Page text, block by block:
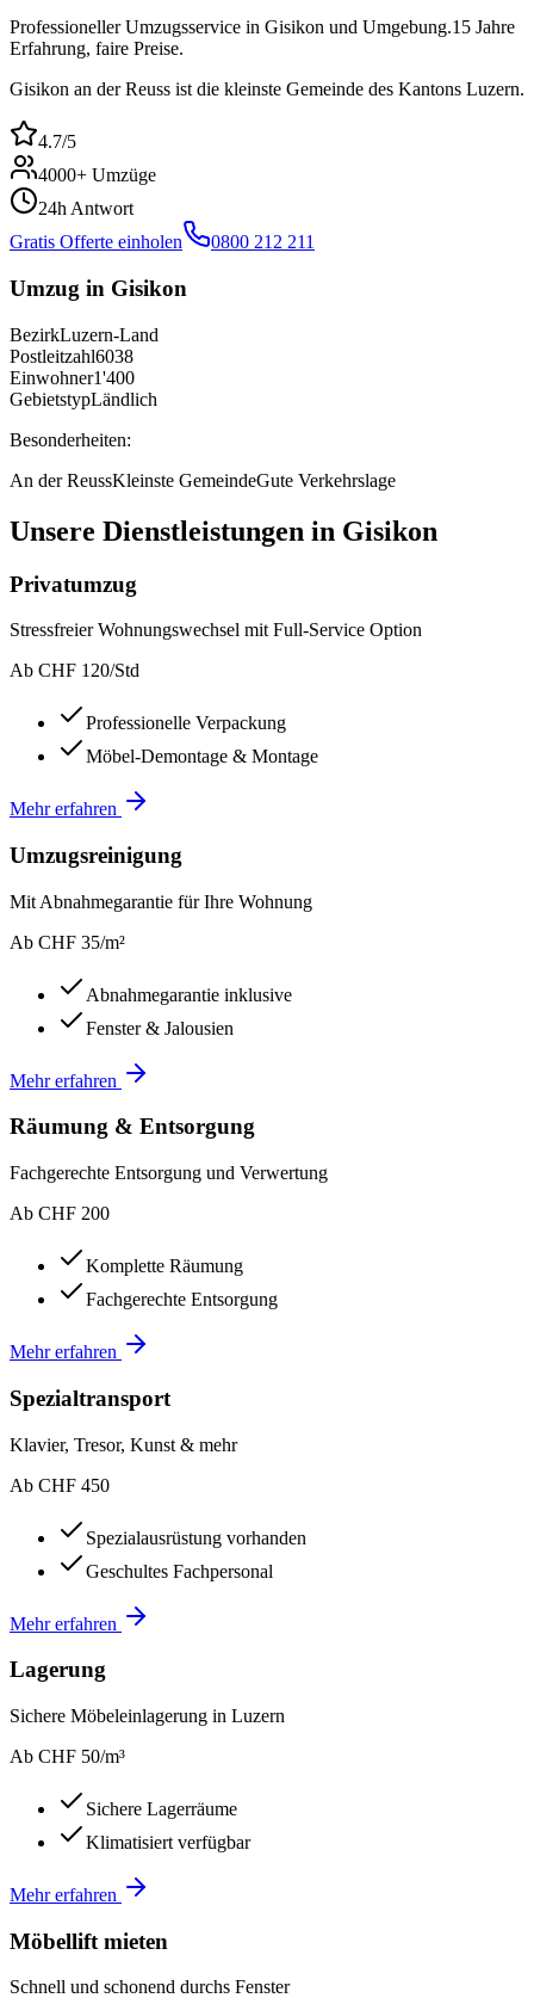
Professioneller Umzugsservice in Gisikon und Umgebung.15 Jahre
Erfahrung, faire Preise.
Gisikon an der Reuss ist die kleinste Gemeinde des Kantons Luzern.
4.7/5
4000+ Umzüge
24h Antwort
Gratis Offerte einholen
0800 212 211
Umzug in Gisikon
BezirkLuzern-Land
Postleitzahl6038
Einwohner1'400
GebietstypLändlich
Besonderheiten:
An der ReussKleinste GemeindeGute Verkehrslage
Unsere Dienstleistungen in Gisikon
Privatumzug
Stressfreier Wohnungswechsel mit Full-Service Option
Ab CHF 120/Std
Professionelle Verpackung
Möbel-Demontage & Montage
Mehr erfahren
Umzugsreinigung
Mit Abnahmegarantie für Ihre Wohnung
Ab CHF 35/m²
Abnahmegarantie inklusive
Fenster & Jalousien
Mehr erfahren
Räumung & Entsorgung
Fachgerechte Entsorgung und Verwertung
Ab CHF 200
Komplette Räumung
Fachgerechte Entsorgung
Mehr erfahren
Spezialtransport
Klavier, Tresor, Kunst & mehr
Ab CHF 450
Spezialausrüstung vorhanden
Geschultes Fachpersonal
Mehr erfahren
Lagerung
Sichere Möbeleinlagerung in Luzern
Ab CHF 50/m³
Sichere Lagerräume
Klimatisiert verfügbar
Mehr erfahren
Möbellift mieten
Schnell und schonend durchs Fenster